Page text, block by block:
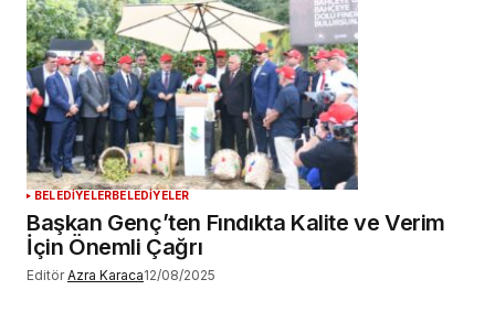
BELEDİYELERBELEDİYELER
Başkan Genç’ten Fındıkta Kalite ve Verim
İçin Önemli Çağrı
Editör Azra Karaca12/08/2025